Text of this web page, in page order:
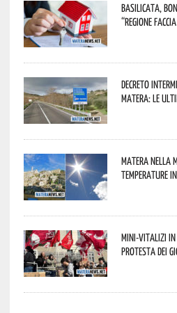
Basilicata,
“Regione
Decreto
Matera: le
Matera nella
temperature
Mini-vitalizi in
protesta dei